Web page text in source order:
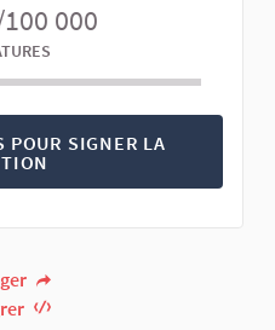
000
SIGNER LA